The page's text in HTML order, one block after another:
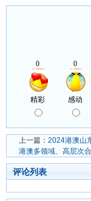
上一篇： 2024港澳山
港澳多领域、高层次
评论列表